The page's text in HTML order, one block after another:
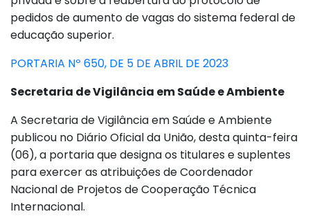
pedidos de aumento de vagas do sistema federal de
educação superior.
PORTARIA Nº 650, DE 5 DE ABRIL DE 2023
Secretaria de Vigilância em Saúde e Ambiente
A Secretaria de Vigilância em Saúde e Ambiente
publicou no Diário Oficial da União, desta quinta-feira
(06), a portaria que designa os titulares e suplentes
para exercer as atribuições de Coordenador
Nacional de Projetos de Cooperação Técnica
Internacional.